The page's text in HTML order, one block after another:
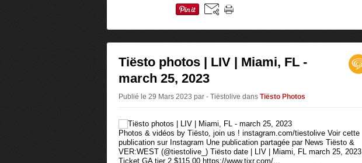
Tiësto photos | LIV | Miami, FL -
march 25, 2023
Publié le 29 Mars 2023 par - Tiëstolive dans Tiësto Photos
Photos & vidéos by Tiësto, join us ! instagram.com/tiestolive Voir cette
publication sur Instagram Une publication partagée par News Tiësto &
VER:WEST (@tiestolive_) Tiësto date | LIV | Miami, FL march 25, 2023
Ticket GA tier 2 $115.00 https://www.tixr.com/...